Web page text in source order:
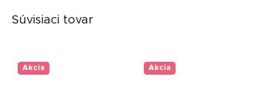
Súvisiaci tovar
Akcia Akcia